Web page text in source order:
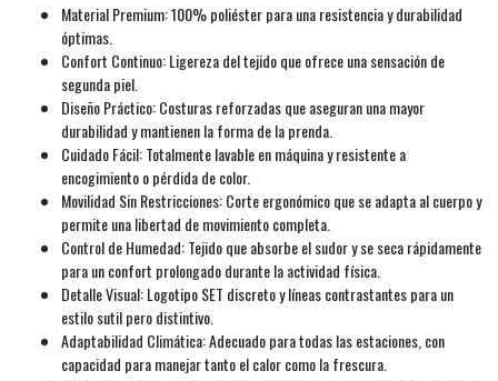
Material Premium: 100% poliéster para una resistencia y durabilidad
óptimas.
Confort Continuo: Ligereza del tejido que ofrece una sensación de
segunda piel.
Diseño Práctico: Costuras reforzadas que aseguran una mayor
durabilidad y mantienen la forma de la prenda.
Cuidado Fácil: Totalmente lavable en máquina y resistente a
encogimiento o pérdida de color.
Movilidad Sin Restricciones: Corte ergonómico que se adapta al cuerpo y
permite una libertad de movimiento completa.
Control de Humedad: Tejido que absorbe el sudor y se seca rápidamente
para un confort prolongado durante la actividad física.
Detalle Visual: Logotipo SET discreto y líneas contrastantes para un
estilo sutil pero distintivo.
Adaptabilidad Climática: Adecuado para todas las estaciones, con
capacidad para manejar tanto el calor como la frescura.